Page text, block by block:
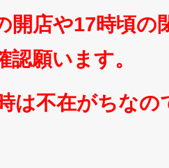
開店や17時頃の
願います。
は不在がちなの